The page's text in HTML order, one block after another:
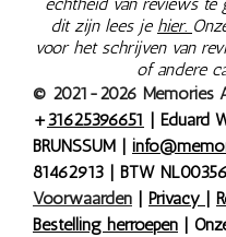
echtheid van reviews te
dit zijn lees je hier.
voor het schrijven van
of andere
© 2021-2026 Memories
+31625396651
| Eduard
BRUNSSUM |
81462913 | BTW
Voorwaarden
Privacy
Bestelling herroepen |